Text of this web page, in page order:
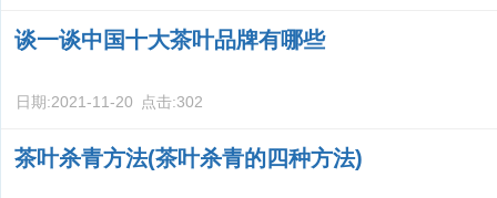
谈一谈中国十大茶叶品牌有哪些
日期:2021-11-20 点击:302
茶叶杀青方法(茶叶杀青的四种方法)